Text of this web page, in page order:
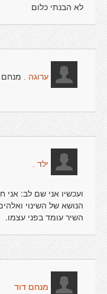
לא הבנתי כלום
ערוגה . מנחם
ילד .
ועכשיו אני שם לב:
הנושא של השינוי
השיר עומד בפני עצמו.
מנחם דוד